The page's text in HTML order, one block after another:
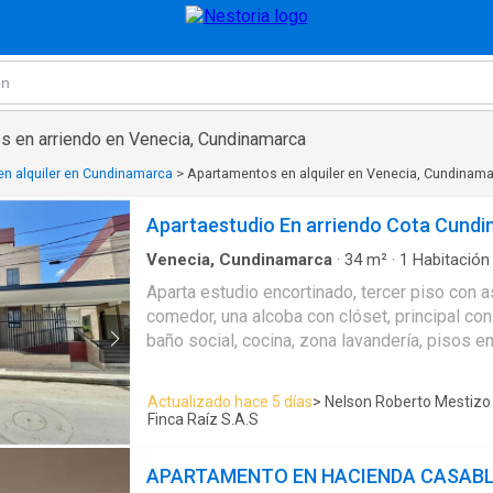
en arriendo en Venecia, Cundinamarca
alquiler en Cundinamarca > Apartamentos en alquiler en Venecia,
Apartaestudio En arriendo Cota
Venecia, Cundinamarca · 34m² · 1 Habitación
natural ·Vista panorámica·Agua
Aparta estudio encortinado, tercer piso con
comedor, una alcoba con clóset, principal
baño social, cocina, zona lavandería, pisos
para niños, salón comunal y gimnasio, salón
parqueo visitantes. Dotado con Nevera.
Actualizado hace 5 días> Nelson Roberto Mestizo
Finca Raíz S.A.S
APARTAMENTO EN HACIENDA